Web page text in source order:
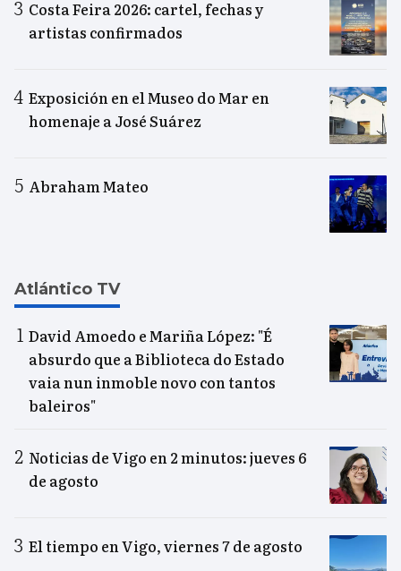
Costa Feira 2026: cartel, fechas y
artistas confirmados
Exposición en el Museo do Mar en
homenaje a José Suárez
Abraham Mateo
Atlántico TV
David Amoedo e Mariña López: "É
absurdo que a Biblioteca do Estado
vaia nun inmoble novo con tantos
baleiros"
Noticias de Vigo en 2 minutos: jueves 6
de agosto
El tiempo en Vigo, viernes 7 de agosto